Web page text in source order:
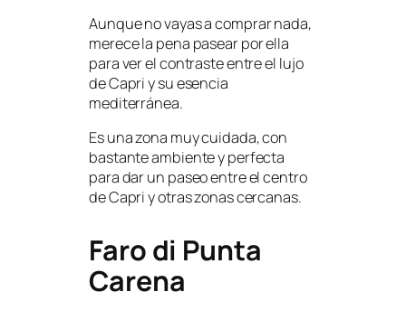
Aunque no vayas a comprar nada,
merece la pena pasear por ella
para ver el contraste entre el lujo
de Capri y su esencia
mediterránea.
Es una zona muy cuidada, con
bastante ambiente y perfecta
para dar un paseo entre el centro
de Capri y otras zonas cercanas.
Faro di Punta
Carena